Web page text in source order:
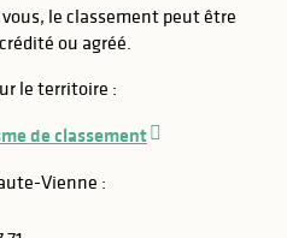
le classement peut être
ou agréé.
le territoire :
de classement
Vienne :